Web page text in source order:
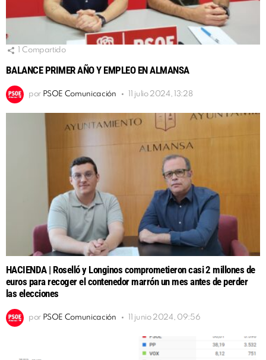
Compartido
BALANCE PRIMER AÑO Y EMPLEO EN ALMANSA
por PSOE Comunicación 11 julio 2024, 13:28
HACIENDA | Roselló y Longinos comprometieron casi 2 millones de
euros para recoger el contenedor marrón un mes antes de perder
las elecciones
por PSOE Comunicación 11 junio 2024, 09:56